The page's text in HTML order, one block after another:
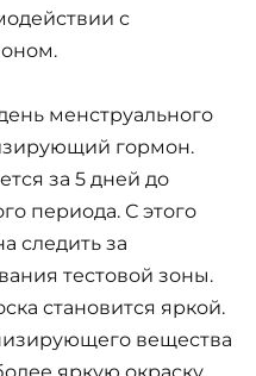
с
менструального
гормон.
за 5 дней до
периода. С этого
следить за
тестовой зоны.
становится яркой.
вещества